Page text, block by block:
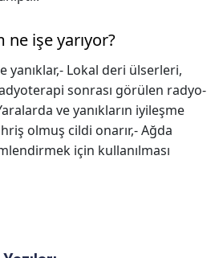
işe yarıyor?
yanıklar,- Lokal deri ülserleri,
sonrası görülen radyo-
ve yanıkların iyileşme
olmuş cildi onarır,- Ağda
için kullanılması